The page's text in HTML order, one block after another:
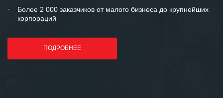
Более 2 000 заказчиков от малого бизнеса до крупнейших
корпораций
ПОДРОБНЕЕ